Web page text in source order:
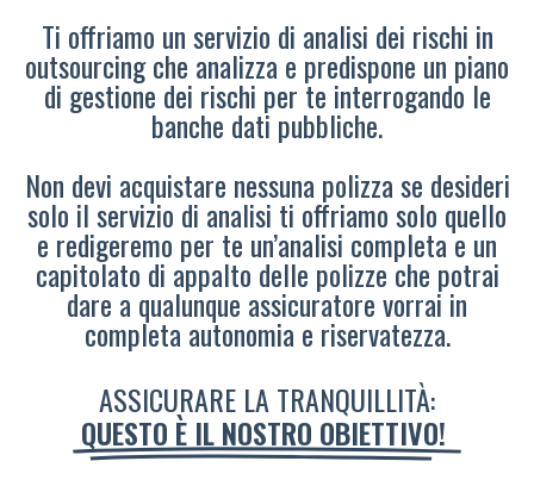
Ti offriamo un servizio di analisi dei rischi in
outsourcing che analizza e predispone un piano
di gestione dei rischi per te interrogando le
banche dati pubbliche.
Non devi acquistare nessuna polizza se desideri
solo il servizio di analisi ti offriamo solo quello
e redigeremo per te un’analisi completa e un
capitolato di appalto delle polizze che potrai
dare a qualunque assicuratore vorrai in
completa autonomia e riservatezza.
ASSICURARE LA TRANQUILLITÀ:
QUESTO È IL NOSTRO OBIETTIVO!